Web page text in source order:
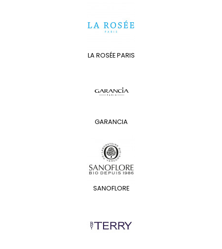
LA ROSÉE PARIS
GARANCIA
SANOFLORE